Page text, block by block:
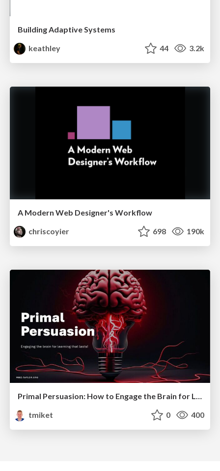
Building Adaptive Systems
keathley
44 3.2k
A Modern Web Designer's Workflow
chriscoyier
698 190k
tmiket
0 400